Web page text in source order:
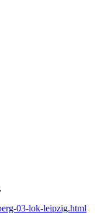
03-lok-leipzig.html